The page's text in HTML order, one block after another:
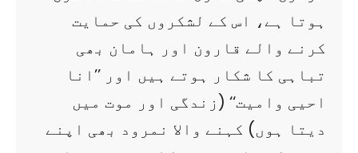
ہوتا ہے، اس کے لشکروں کی حمایت
کرنے والے قارون اور ہامان بھی
تباہی کا شکار ہوتے ہیں اور ’’انا
احیی وامیت‘‘ (زندگی اور موت میں
دیتا ہوں) کہنے والا نمرود بھی اپنے